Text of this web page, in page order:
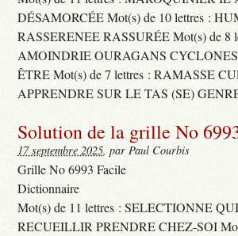
DÉSAMORCÉE Mot(s) de 10 lettres :
RASSERENEE RASSURÉE Mot(s) de
AMOINDRIE OURAGANS
ÊTRE Mot(s) de 7 lettres : RAMASSE
APPRENDRE SUR LE TAS (SE)
Solution de la grille No
17 septembre 2025, par Paul Courbis
Grille No 6993 Facile
Dictionnaire
Mot(s) de 11 lettres : SELECTIONNE
RECUEILLIR PRENDRE CHEZ-SOI